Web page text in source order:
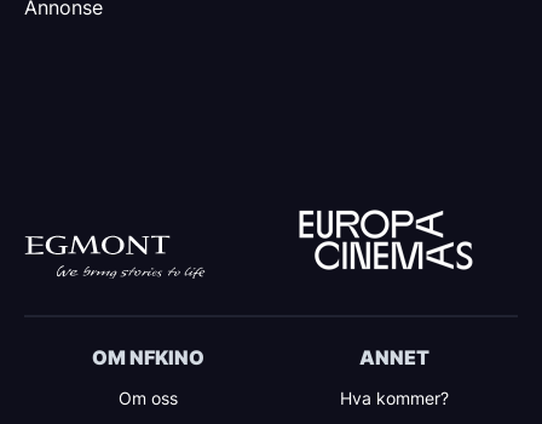
Annonse
OM NFKINO
Om oss
ANNET
Hva kommer?